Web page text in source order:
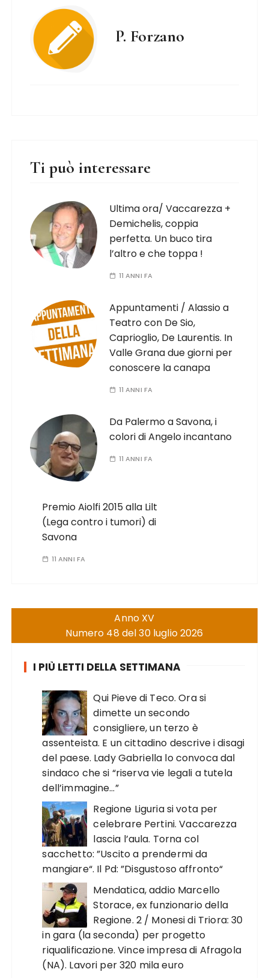
P. Forzano
Ti può interessare
Ultima ora/ Vaccarezza +
Demichelis, coppia
perfetta. Un buco tira
l’altro e che toppa !
11 ANNI FA
Appuntamenti / Alassio a
Teatro con De Sio,
Caprioglio, De Laurentis. In
Valle Grana due giorni per
conoscere la canapa
11 ANNI FA
Da Palermo a Savona, i
colori di Angelo incantano
11 ANNI FA
Premio Aiolfi 2015 alla Lilt
(Lega contro i tumori) di
Savona
11 ANNI FA
Anno XV
Numero 48 del 30 luglio 2026
I PIÙ LETTI DELLA SETTIMANA
Qui Pieve di Teco. Ora si
dimette un secondo
consigliere, un terzo è
assenteista. E un cittadino descrive i disagi
del paese. Lady Gabriella lo convoca dal
sindaco che si “riserva vie legali a tutela
dell’immagine…”
Regione Liguria si vota per
celebrare Pertini. Vaccarezza
lascia l’aula. Torna col
sacchetto: ”Uscito a prendermi da
mangiare“. Il Pd: ”Disgustoso affronto“
Mendatica, addio Marcello
Storace, ex funzionario della
Regione. 2 / Monesi di Triora: 30
in gara (la seconda) per progetto
riqualificazione. Vince impresa di Afragola
(NA). Lavori per 320 mila euro